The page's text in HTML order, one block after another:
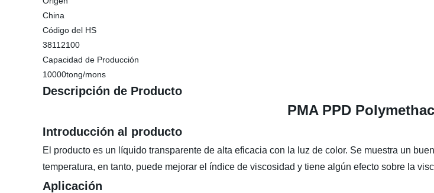
China
Código del HS
38112100
Capacidad de Producción
10000tong/mons
Descripción de Producto
PMA PPD
Introducción al producto
El producto es un líquido transparente de alta eficacia con la luz de color. Se muestra un
temperatura, en tanto, puede mejorar el índice de viscosidad y tiene algún efecto sobre la
Aplicación